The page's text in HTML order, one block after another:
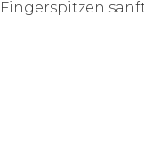
Fingerspitzen